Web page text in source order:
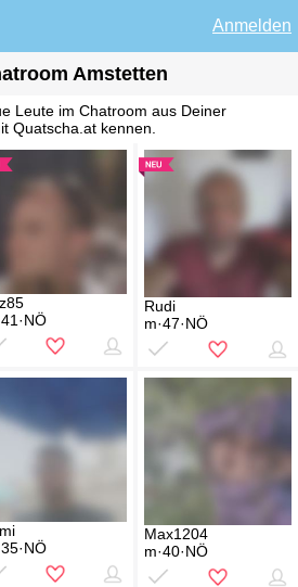
Anmelden
Amstetten
Leute im Chatroom aus Deiner
Quatscha.at kennen.
Rudi
m·47·NÖ
Max1204
m·40·NÖ